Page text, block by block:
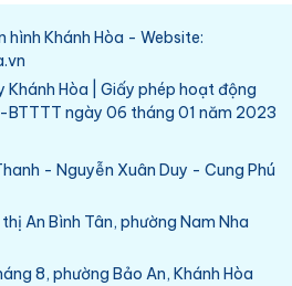
hình Khánh Hòa - Website:
Khánh Hòa | Giấy phép hoạt động
ngày 06 tháng 01 năm 2023
- Nguyễn Xuân Duy - Cung Phú
An Bình Tân, phường Nam Nha
8, phường Bảo An, Khánh Hòa